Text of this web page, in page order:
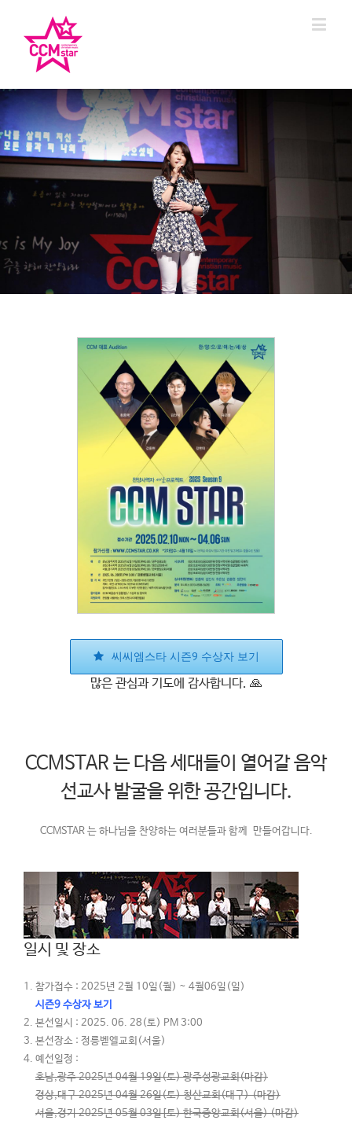
씨씨엠스타 시즌9 수상자 보기
많은 관심과 기도에 감사합니다. 🙏
CCMSTAR 는 다음 세대들이 열어갈 음악
선교사 발굴을 위한 공간입니다.
CCMSTAR 는 하나님을 찬양하는 여러분들과 함께 만들어갑니다.
일시 및 장소
참가접수 : 2025년 2월 10일(월) ~ 4월06일(일)
시즌9 수상자 보기
본선일시 : 2025. 06. 28(토) PM 3:00
본선장소 : 정릉벧엘교회(서울)
예선일정 :
호남,광주 2025년 04월 19일(토) 광주성광교회(마감)
경상,대구 2025년 04월 26일(토) 청산교회(대구) (마감)
서울,경기 2025년 05월 03일[토) 한국중앙교회(서울) (마감)